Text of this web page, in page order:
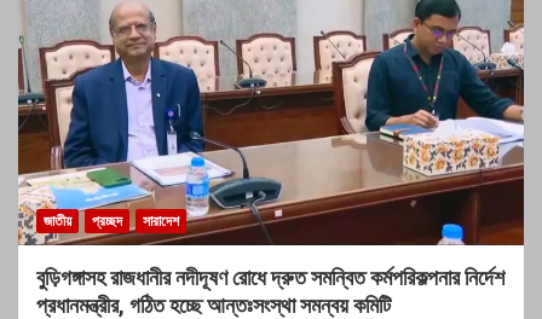
জাতীয় প্রচ্ছদ সারাদেশ
বুড়িগঙ্গাসহ রাজধানীর নদীদূষণ রোধে দ্রুত সমন্বিত কর্মপরিকল্পনার নির্দেশ
প্রধানমন্ত্রীর, গঠিত হচ্ছে আন্তঃসংস্থা সমন্বয় কমিটি